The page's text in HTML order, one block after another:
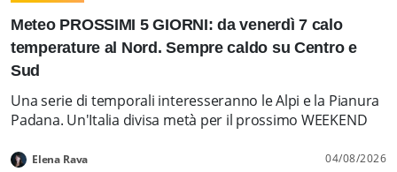
Meteo PROSSIMI 5 GIORNI: da venerdì 7 calo
temperature al Nord. Sempre caldo su Centro e
Sud
Una serie di temporali interesseranno le Alpi e la Pianura
Padana. Un'Italia divisa metà per il prossimo WEEKEND
Elena Rava 04/08/2026